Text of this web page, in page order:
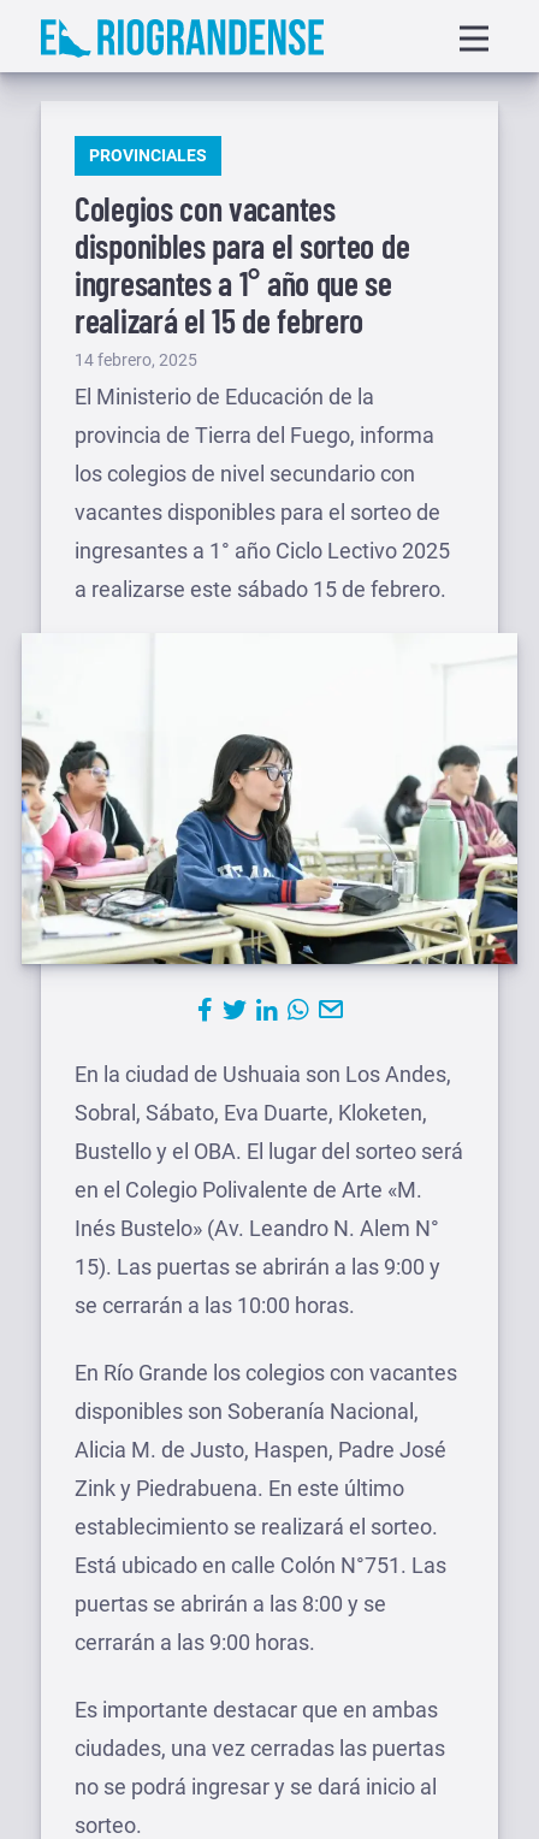
Saltar
menu
PUBLICADO
PROVINCIALES
Colegios con vacantes
disponibles para el sorteo de
ingresantes a 1° año que se
realizará el 15 de febrero
Publicado
el
14 febrero, 2025
El Ministerio de Educación de la
provincia de Tierra del Fuego, informa
los colegios de nivel secundario con
vacantes disponibles para el sorteo de
ingresantes a 1° año Ciclo Lectivo 2025
a realizarse este sábado 15 de febrero.
En la ciudad de Ushuaia son Los Andes,
Sobral, Sábato, Eva Duarte, Kloketen,
Bustello y el OBA. El lugar del sorteo será
en el Colegio Polivalente de Arte «M.
Inés Bustelo» (Av. Leandro N. Alem N°
15). Las puertas se abrirán a las 9:00 y
se cerrarán a las 10:00 horas.
En Río Grande los colegios con vacantes
disponibles son Soberanía Nacional,
Alicia M. de Justo, Haspen, Padre José
Zink y Piedrabuena. En este último
establecimiento se realizará el sorteo.
Está ubicado en calle Colón N°751. Las
puertas se abrirán a las 8:00 y se
cerrarán a las 9:00 horas.
Es importante destacar que en ambas
ciudades, una vez cerradas las puertas
no se podrá ingresar y se dará inicio al
sorteo.